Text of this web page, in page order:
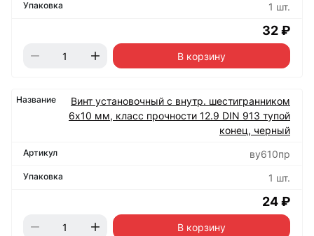
1 шт.
32 ₽
В корзину
Винт установочный с внутр. шестигранником
6х10 мм, класс прочности 12.9 DIN 913 тупой
конец, черный
ву610пр
1 шт.
24 ₽
В корзину